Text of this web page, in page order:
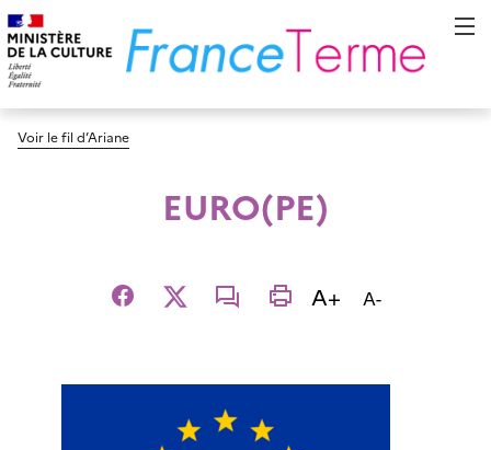
Voir le fil d’Ariane
EURO(PE)
Facebook
X email imprimer
A+ Augmenter
A-Diminuer la